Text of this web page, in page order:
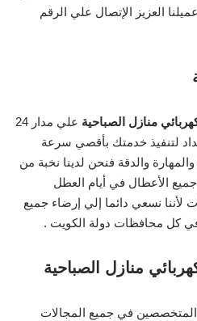
العزيز الإتصال علي الرقم
منازل الصباحية
علي مدار 24
لتنفيذ خدمتك بأقصي سرعة
والدقة فنحن لدينا نخبة من
الأعطال في أيام العطل
لأننا نسعي دائما إلي إرضاء جميع
في كل محافظات دولة الكويت .
منازل الصباحية
في جميع المجالات